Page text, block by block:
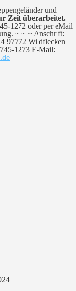
und
Zeit überarbeitet.
1272 oder per eMail
~ ~ ~ Anschrift:
97772 Wildflecken
1273 E-Mail: